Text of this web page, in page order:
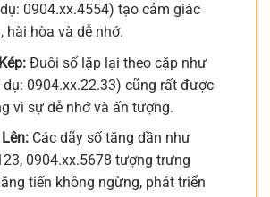
0904.xx.4554) tạo cảm giác
hài hòa và dễ nhớ.
Đuôi số lặp lại theo cặp như
dụ: 0904.xx.22.33) cũng rất được
vì sự dễ nhớ và ấn tượng.
Các dãy số tăng dần như
0904.xx.5678 tượng trưng
tiến không ngừng, phát triển